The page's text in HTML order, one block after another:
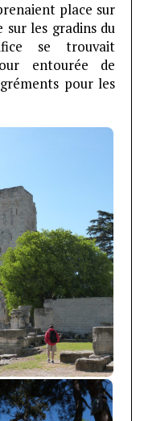
place sur
sur les gradins du
se trouvait
entourée de
pour les